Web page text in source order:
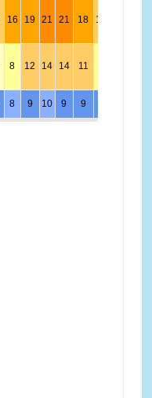
16 19 21 21 18 13
8 12 14 14 11
8 9 10 9 9